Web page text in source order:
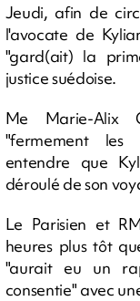
Jeudi, afin de
l'avocate de
"gard(ait) la
justice suédoise.
Me Marie-Alix
"fermement les
entendre que
déroulé de son
Le Parisien et
heures plus tôt
"aurait eu un
consentie" avec